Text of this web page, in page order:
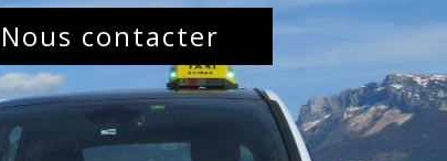
Nous contacter